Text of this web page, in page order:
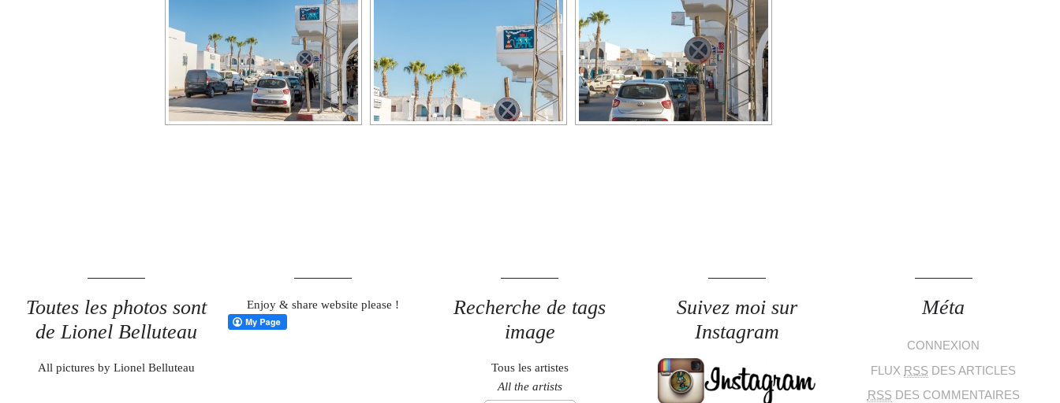
Toutes les photos sont
de Lionel Belluteau
All pictures by Lionel Belluteau
Enjoy & share website please !
Recherche de tags
image
Tous les artistes
All the artists
Suivez moi sur
Instagram
Méta
CONNEXION
FLUX RSS DES ARTICLES
RSS DES COMMENTAIRES